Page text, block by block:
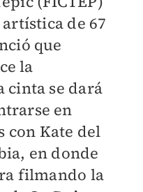
de 67
que
la
cinta se dará
en
con Kate del
en donde
filmando la